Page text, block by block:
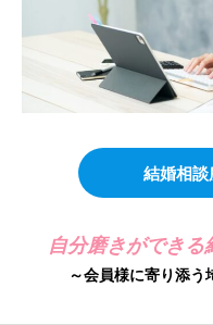
結婚相談
自分磨きができる
～会員様に寄り添う